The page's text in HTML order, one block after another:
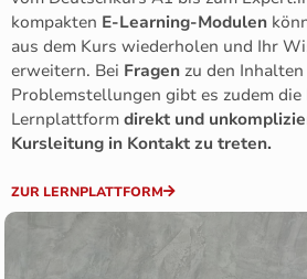
kompakten E-Learning-Modulen
aus dem Kurs wiederholen und Ihr
erweitern. Bei Fragen zu den
Problemstellungen gibt es zudem
Lernplattform direkt und
Kursleitung in Kontakt zu treten.
ZUR LERNPLATTFORM